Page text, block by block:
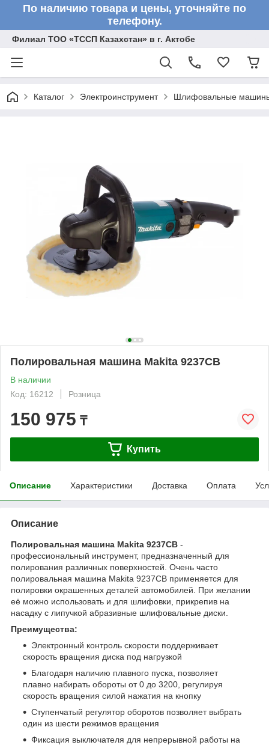
По наличию товара и цены, уточняйте по
телефону.
Филиал ТОО «ТССП Казахстан» в г. Актобе
Каталог Электроинструмент Шлифовальные
Полировальная машина Makita 9237CB
В наличии
Код: 16212
Розница
150 975 ₸
Купить
Описание Характеристики Доставка Оплата
Описание
Полировальная машина Makita 9237CB -
профессиональный инструмент, предназначенный для
полирования различных поверхностей. Очень часто
полировальная машина Makita 9237CB применяется для
полировки окрашенных деталей автомобилей. При желании
её можно использовать и для шлифовки, прикрепив на
насадку с липучкой абразивные шлифовальные диски.
Преимущества:
Электронный контроль скорости поддерживает
скорость вращения диска под нагрузкой
Благодаря наличию плавного пуска, позволяет
плавно набирать обороты от 0 до 3200, регулируя
скорость вращения силой нажатия на кнопку
Ступенчатый регулятор оборотов позволяет выбрать
один из шести режимов вращения
Фиксация выключателя для непрерывной работы на